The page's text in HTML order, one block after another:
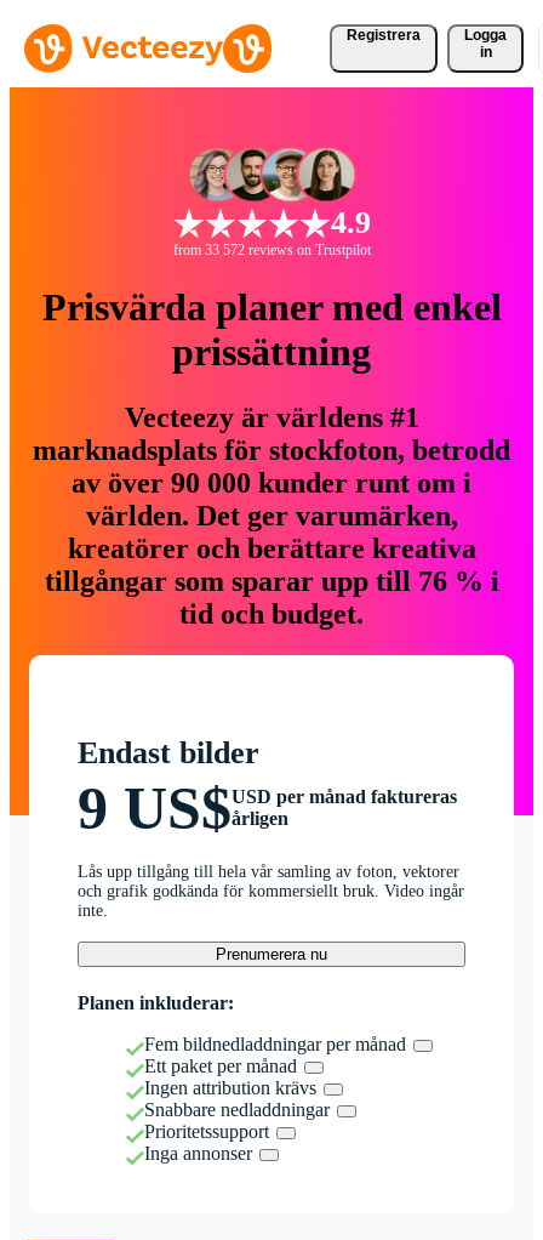
Registrera
Logga
in
4.9
from 33 572 reviews on Trustpilot
Prisvärda planer med enkel
prissättning
Vecteezy är världens #1
marknadsplats för stockfoton, betrodd
av över 90 000 kunder runt om i
världen. Det ger varumärken,
kreatörer och berättare kreativa
tillgångar som sparar upp till 76 % i
tid och budget.
Endast bilder
9 US$USD per månad faktureras
årligen
Lås upp tillgång till hela vår samling av foton, vektorer
och grafik godkända för kommersiellt bruk. Video ingår
inte.
Prenumerera nu
Planen inkluderar:
Fem bildnedladdningar per månad
Ett paket per månad
Ingen attribution krävs
Snabbare nedladdningar
Prioritetssupport
Inga annonser